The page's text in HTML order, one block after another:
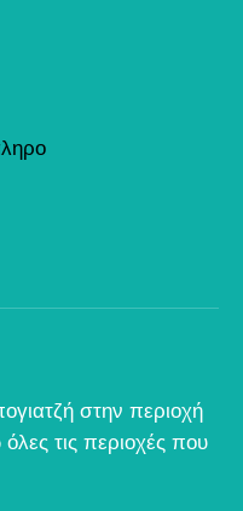
στην περιοχή
τις περιοχές που